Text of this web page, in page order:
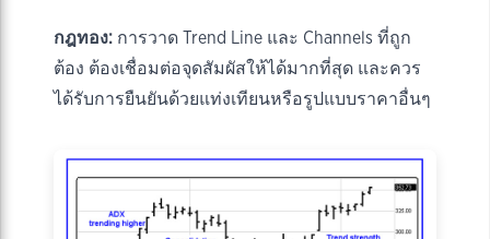
กฎทอง: การวาด Trend Line และ Channels ที่ถูก
ต้อง ต้องเชื่อมต่อจุดสัมผัสให้ได้มากที่สุด และควร
ได้รับการยืนยันด้วยแท่งเทียนหรือรูปแบบราคาอื่นๆ